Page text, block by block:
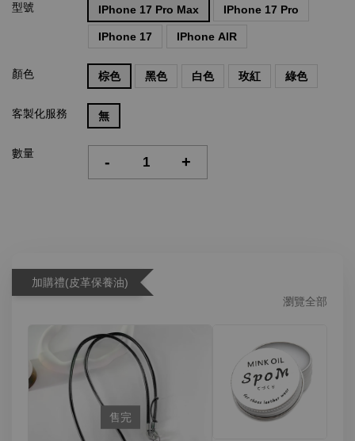
型號 IPhone 17 Pro Max IPhone 17 Pro
IPhone 17 IPhone AIR
顏色 棕色 黑色 白色 玫紅 綠色
客製化服務 無
數量 - +
加購禮(皮革保養油)
瀏覽全部
售完